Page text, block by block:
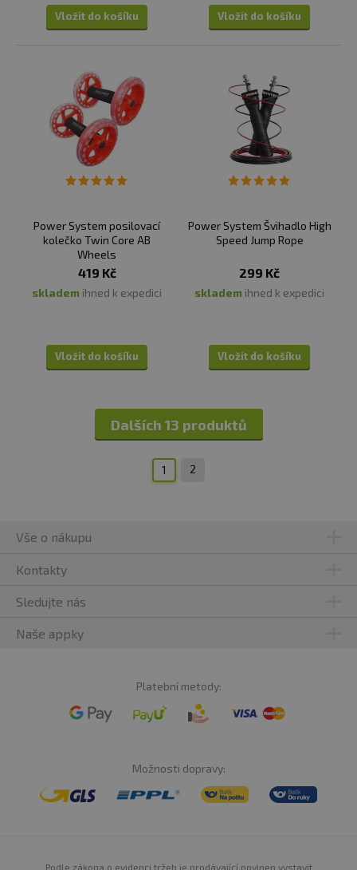
Vložit do košíku Vložit do košíku
Power System posilovací
kolečko Twin Core AB
Wheels
419 Kč
skladem ihned k expedici
Vložit do košíku
Power System Švihadlo High
Speed Jump Rope
299 Kč
skladem ihned k expedici
Vložit do košíku
1 2
Dalších 13 produktů
Vše o nákupu
Kontakty
Sledujte nás
Naše appky
Platební metody:
Možnosti dopravy:
Podle zákona o evidenci tržeb je prodávající povinen vystavit